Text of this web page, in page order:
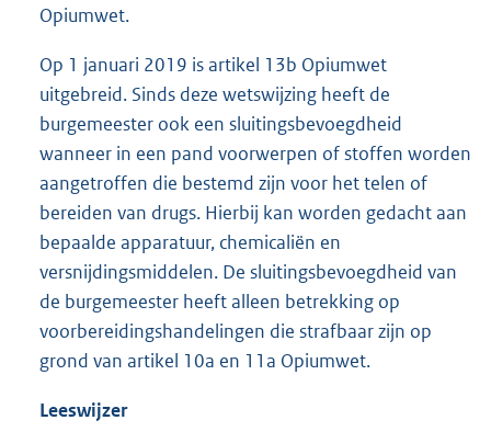
Opiumwet.
Op 1 januari 2019 is artikel 13b Opiumwet
uitgebreid. Sinds deze wetswijzing heeft de
burgemeester ook een sluitingsbevoegdheid
wanneer in een pand voorwerpen of stoffen worden
aangetroffen die bestemd zijn voor het telen of
bereiden van drugs. Hierbij kan worden gedacht aan
bepaalde apparatuur, chemicaliën en
versnijdingsmiddelen. De sluitingsbevoegdheid van
de burgemeester heeft alleen betrekking op
voorbereidingshandelingen die strafbaar zijn op
grond van artikel 10a en 11a Opiumwet.
Leeswijzer